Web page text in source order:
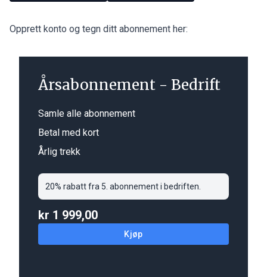
Opprett konto og tegn ditt abonnement her:
Årsabonnement - Bedrift
Samle alle abonnement
Betal med kort
Årlig trekk
20% rabatt fra 5. abonnement i bedriften.
kr 1 999,00
Kjøp